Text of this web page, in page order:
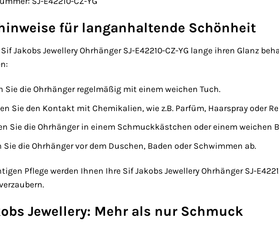
für langanhaltende Schönheit
Jakobs Jewellery Ohrhänger SJ-E42210-CZ-YG lange ihren Glanz
Sie die Ohrhänger regelmäßig mit einem weichen Tuch.
Sie den Kontakt mit Chemikalien, wie z.B. Parfüm, Haarspray oder
Sie die Ohrhänger in einem Schmuckkästchen oder einem weichen
Sie die Ohrhänger vor dem Duschen, Baden oder Schwimmen ab.
Pflege werden Ihnen Ihre Sif Jakobs Jewellery Ohrhänger SJ-
Jewellery: Mehr als nur Schmuck